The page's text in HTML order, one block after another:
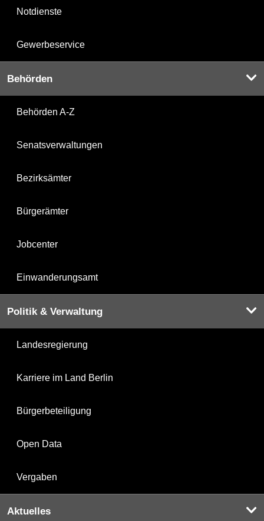
Notdienste
Gewerbeservice
Behörden
Behörden A-Z
Senatsverwaltungen
Bezirksämter
Bürgerämter
Jobcenter
Einwanderungsamt
Politik & Verwaltung
Landesregierung
Karriere im Land Berlin
Bürgerbeteiligung
Open Data
Vergaben
Aktuelles